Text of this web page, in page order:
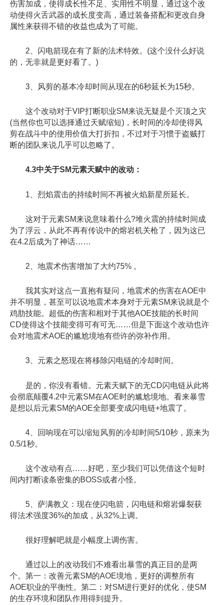
伤害加成，使得成长性不足、实用性不明显，通过这个改
动使得火舌武器的成长度变高，通过装备搭配和更改自身
属性来获得不错的收益也成为了可能。
2、闪电箭现在有了新的法术特效。(这个没什么好说
的，无非就是更好看了。)
3、风剪的基本冷却时间从现在的6秒延长为15秒。
这个改动对于VIP打断职业SM来说无疑是个灭顶之灾
(当然你也可以选择通过天赋缩短)，长时间的冷却使得风
剪在战斗中的使用价值大打折扣，不过对于习惯于盗贼打
断的团队来说几乎可以忽略了。
4.3中关于SM元素天赋中的改动：
1、烈焰震击的持续时间不再被火焰新星所延长。
这对于元素SM来说意味着什么?堆火震的持续时间成
为了浮云，从此不再有传说中的熔岩机关枪了，因为这已
在4.2后成为了神话……
2、地震术伤害增加了大约75% 。
我其实对这点一直抱有疑问，地震术的伤害在AOE中
并不明显，甚至可以说地震术本身对于元素SM来说就是个
鸡肋技能。超低的伤害和相对于其他AOE技能的长时间
CD使得这个技能变得可有可无……但是下面这个改动也许
会对地震术AOE的尴尬境地有些许的弥补作用。
3、元素之怒现在将移除闪电链的冷却时间。
是的，你没有看错。元素天赋下的无CD闪电链从此将
会彻底颠覆4.2中元素SM在AOE时的尴尬境地。看来暴雪
是想以后元素SM的AOE全部要变成闪电链+地震了。
4、回响现在可以缩短风剪的冷却时间5/10秒，原来为
0.5/1秒。
这个改动有点……好吧，至少我们可以凭借这个短时
间内打断读条密集的BOSS或者小怪。
5、萨满教义：现在使闪电箭，闪电链和熔岩爆裂获
得法术强度36%的加成，从32%上调。
很好理解吧就是小幅度上调伤害。
通过以上的改动我们不难看出暴雪的真正目的是两
个。第一：改善元素SM的AOE境地，更好的调整所有
AOE职业的平衡性。第二：对SM进行更好的优化，使SM
的生存环境和团队作用得到提升。